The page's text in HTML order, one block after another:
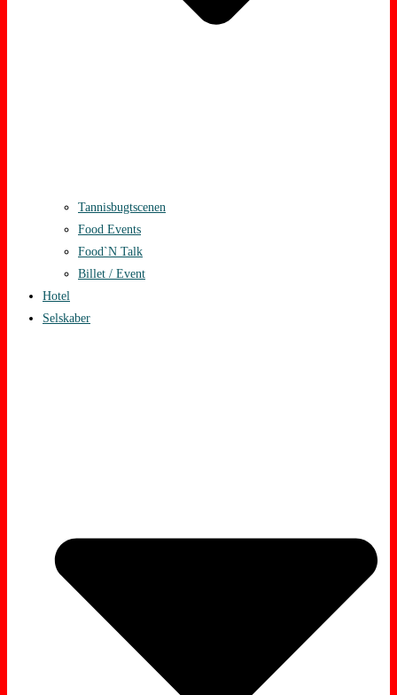
Tannisbugtscenen
Food Events
Food`N Talk
Billet / Event
Hotel
Selskaber